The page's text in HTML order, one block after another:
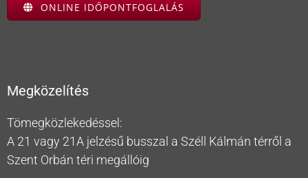
ONLINE IDŐPONTFOGLALÁS
Megközelítés
Tömegközlekedéssel:
A 21 vagy 21A jelzésű busszal a Széll Kálmán térről a
Szent Orbán téri megállóig